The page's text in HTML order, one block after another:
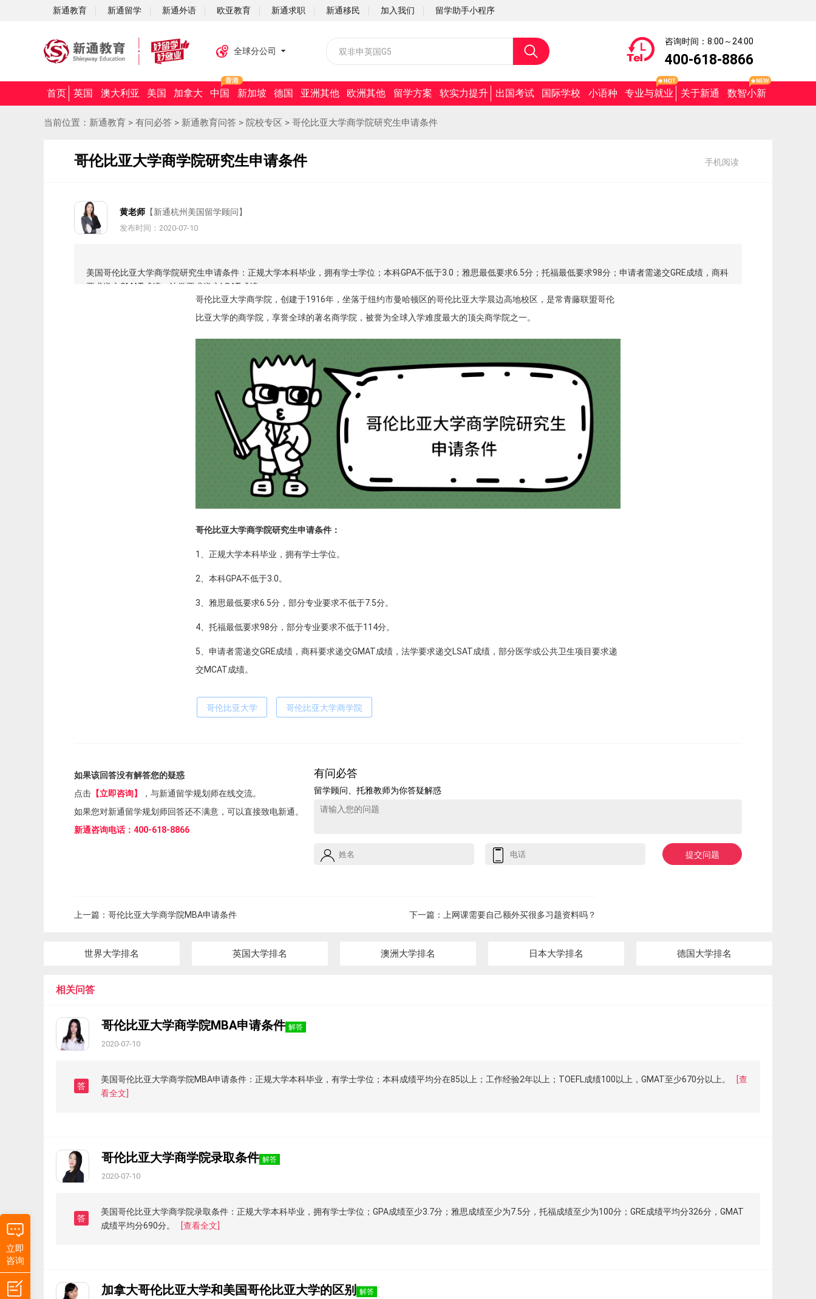
新通教育 新通留学 新通外语 欧亚教育 新通求职 新通移民 加入我们
社会招聘
留学助手小程序
全球分公司
咨询时间：8:00～24:00
400-618-8866
首页 英国 澳大利亚 美国 加拿大 中国 新加坡 德国 亚洲其他 欧洲其他 留学方案 软实力提升 出国考试 国际学校 小语种 专业与就业 关于新通 数智小新
当前位置： 新通教育 > 有问必答 > 新通教育问答 > 院校专区 > 哥伦比亚大学商学院研究生申请条件
哥伦比亚大学商学院研究生申请条件 手机阅读
黄老师 【新通杭州美国留学顾问】
发布时间：2020-07-10
美国哥伦比亚大学商学院研究生申请条件：正规大学本科毕业，拥有学士学位；本科GPA不低于3.0；雅思最低要求6.5分；托福最低要求98分；申请者需递交GRE成绩，商科
要求递交GMAT成绩，法学要求递交LSAT成绩。
哥伦比亚大学商学院，创建于1916年，坐落于纽约市曼哈顿区的哥伦比亚大学晨边高地校区，是常青藤联盟哥伦
比亚大学的商学院，享誉全球的著名商学院，被誉为全球入学难度最大的顶尖商学院之一。
哥伦比亚大学商学院研究生申请条件：
1、正规大学本科毕业，拥有学士学位。
2、本科GPA不低于3.0。
3、雅思最低要求6.5分，部分专业要求不低于7.5分。
4、托福最低要求98分，部分专业要求不低于114分。
5、申请者需递交GRE成绩，商科要求递交GMAT成绩，法学要求递交LSAT成绩，部分医学或公共卫生项目要求递
交MCAT成绩。
哥伦比亚大学 哥伦比亚大学商学院
如果该回答没有解答您的疑惑
点击 【立即咨询】
，与新通留学规划师在线交流。
如果您对新通留学规划师回答还不满意，可以直接致电新通。
新通咨询电话：400-618-8866
有问必答
留学顾问、托雅教师为你答疑解惑
提交问题
上一篇： 哥伦比亚大学商学院MBA申请条件 下一篇： 上网课需要自己额外买很多习题资料吗？
世界大学排名 英国大学排名 澳洲大学排名 日本大学排名 德国大学排名
相关问答
哥伦比亚大学商学院MBA申请条件 解答
2020-07-10
答
美国哥伦比亚大学商学院MBA申请条件：正规大学本科毕业，有学士学位；本科成绩平均分在85以上；工作经验2年以上；TOEFL成绩100以上，GMAT至少670分以上。
[查
看全文]
哥伦比亚大学商学院录取条件 解答
2020-07-10
答
美国哥伦比亚大学商学院录取条件：正规大学本科毕业，拥有学士学位；GPA成绩至少3.7分；雅思成绩至少为7.5分，托福成绩至少为100分；GRE成绩平均分326分，GMAT
成绩平均分690分。
[查看全文]
加拿大哥伦比亚大学和美国哥伦比亚大学的区别 解答
立即
咨询